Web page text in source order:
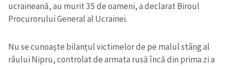
ucraineană, au murit 35 de oameni, a declarat Biroul
Procurorului General al Ucrainei.
Nu se cunoaște bilanțul victimelor de pe malul stâng al
râului Nipru, controlat de armata rusă încă din prima zi a